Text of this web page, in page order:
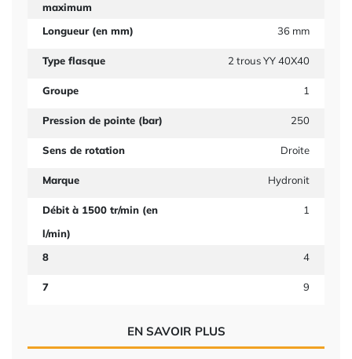
maximum
Longueur (en mm) 36 mm
Type flasque 2 trous YY 40X40
Groupe 1
Pression de pointe (bar) 250
Sens de rotation Droite
Marque Hydronit
Débit à 1500 tr/min (en
l/min)
1
8 4
7 9
EN SAVOIR PLUS